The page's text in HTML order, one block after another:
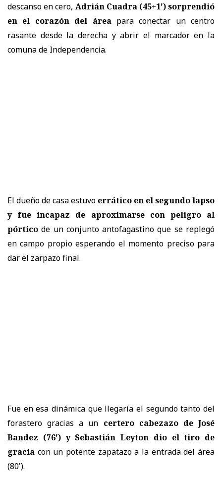
descanso en cero, Adrián Cuadra (45+1') sorprendió
en el corazón del áreapara conectar un centro
rasante desde la derecha y abrir el marcador en la
comuna de Independencia.
El dueño de casa estuvo errático en el segundo lapso
y fue incapaz de aproximarse con peligro al
pórtico de un conjunto antofagastino que se replegó
en campo propio esperando el momento preciso para
dar el zarpazo final.
Fue en esa dinámica que llegaría el segundo tanto del
forastero gracias a un certero cabezazo de José
Bandez (76') y Sebastián Leyton dio el tiro de
gracia con un potente zapatazo a la entrada del área
(80').